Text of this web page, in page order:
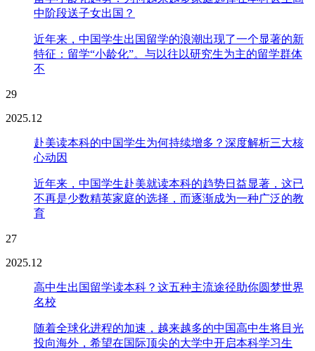
中阶段送子女出国？
近年来，中国学生出国留学的浪潮出现了一个显著的新
特征：留学“小龄化”。与以往以研究生为主的留学群体
不
29
2025.12
赴美读本科的中国学生为何持续增多？深度解析三大核
心动因
近年来，中国学生赴美就读本科的趋势日益显著，这已
不再是少数精英家庭的选择，而逐渐成为一种广泛的教
育
27
2025.12
高中生出国留学读本科？这五种主流途径助你圆梦世界
名校
随着全球化进程的加速，越来越多的中国高中生将目光
投向海外，希望在国际顶尖的大学中开启本科学习生